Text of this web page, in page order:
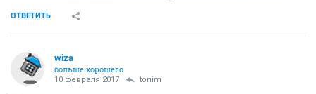
ОТВЕТИТЬ
wiza
больше хорошего
10 февраля 2017 tonim